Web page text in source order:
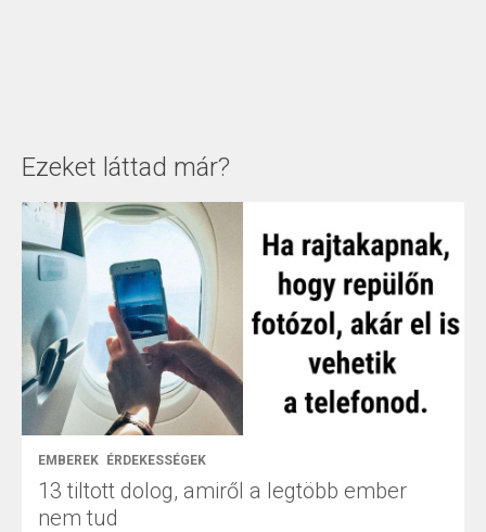
Ezeket láttad már?
EMBEREK ÉRDEKESSÉGEK
13 tiltott dolog, amiről a legtöbb ember
nem tud